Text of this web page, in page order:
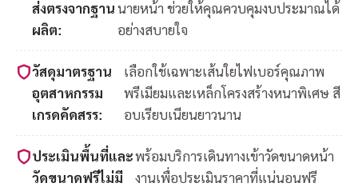
ส่งตรงจากฐาน
ผลิต:
นายหน้า ช่วยให้คุณควบคุมงบประมาณได้
อย่างสบายใจ
วัสดุมาตรฐาน
อุตสาหกรรม
เกรดคัดสรร:
เลือกใช้เฉพาะเส้นใยไฟเบอร์คุณภาพ
พรีเมียมและเหล็กโครงสร้างหนาพิเศษ สี
อบเรียบเนียนยาวนาน
ประเมินพื้นที่และ
วัดขนาดฟรีไม่มี
พร้อมบริการเดินทางเข้าวัดขนาดหน้า
งานเพื่อประเมินราคาที่แน่นอนฟรี